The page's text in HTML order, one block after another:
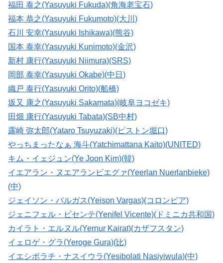
福田 泰之(Yasuyuki Fukuda)(角海老宝石)
福本 恭之(Yasuyuki Fukumoto)(大川)
石川 安幸(Yasuyuki Ishikawa)(熊谷)
国本 泰幸(Yasuyuki Kunimoto)(金沢)
新村 康行(Yasuyuki Niimura)(SRS)
岡部 泰幸(Yasuyuki Okabe)(中日)
織戸 泰行(Yasuyuki Orito)(船橋)
坂又 康之(Yasuyuki Sakamata)(岐阜ヨコゼキ)
田畑 康行(Yasuyuki Tabata)(SB中村)
露崎 弥太郎(Yataro Tsuyuzaki)(ピストン堀口)
やっちまったなぁ 海斗(Yatchimattana Kaito)(UNITED)
キム・イェジュン(Ye Joon Kim)(韓)
イエアラン・ヌエアランビエグァ(Yeerlan Nuerlanbieke)
(中)
ジェイソン・バルガス(Yeison Vargas)(コロンビア)
ジェニフェル・ビセンテ(Yenifel Vicente)(ドミニカ共和国)
カイラト・エルヌル(Yernur Kairat)(カザフスタン)
イェロゲ・グラ(Yeroge Gura)(比)
イエシボラチ・ナスイウラ(Yesibolati Nasiyiwula)(中)